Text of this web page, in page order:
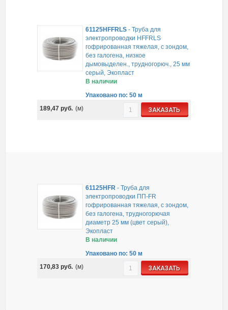
61125HFFRLS -Труба для
электропроводки HFFRLS
гофрированная тяжелая, с зондом,
без галогена, низкое
дымовыделен., трудногорюч., 25 мм
серый, Экопласт
В наличии
Упаковано по: 50 м
189,47руб. (м) ЗАКАЗАТЬ
61125HFR -Труба для
электропроводки ПП-FR
гофрированная тяжелая, с зондом,
без галогена, трудногорючая
диаметр 25 мм (цвет серый),
Экопласт
В наличии
Упаковано по: 50 м
170,83руб. (м) ЗАКАЗАТЬ